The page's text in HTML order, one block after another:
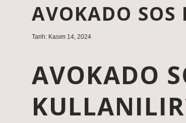
AVOKADO SOS
Tarih: Kasım 14, 2024
AVOKADO